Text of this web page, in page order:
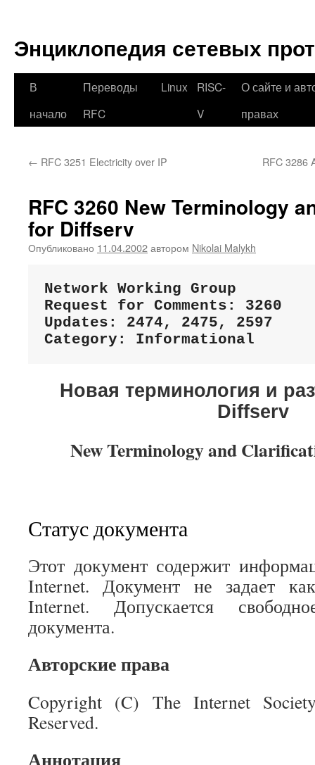
содержимому
Энциклопедия сетевых
В
начало
Переводы
RFC
Linux
RISC-
V
О сайте и
правах
← RFC 3251 Electricity over IP RFC 3286
RFC 3260 New Terminology
for Diffserv
Опубликовано 11.04.2002автором Nikolai Malykh
Network Working Group
Request for Comments:
Updates: 2474, 2475,
Category: Informational
Новая терминология и
Diffserv
New Terminology and
Статус документа
Этот документ содержит
Internet. Документ не задает
Internet. Допускается
документа.
Авторские права
Copyright (C) The Internet
Reserved.
Аннотация